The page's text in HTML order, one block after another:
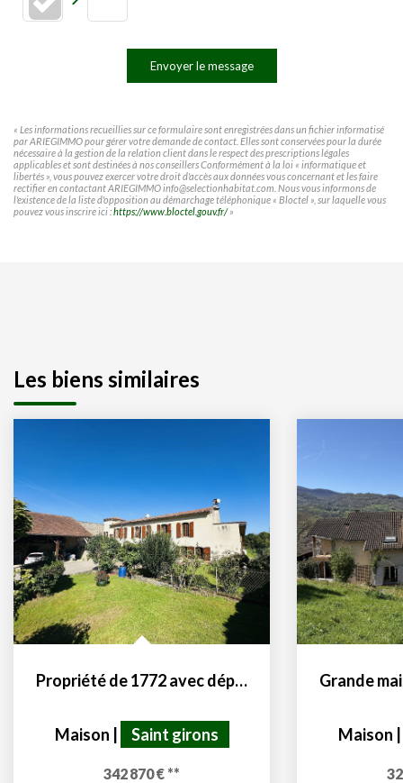
Envoyer le message
« Les informations recueillies sur ce formulaire sont enregistrées dans un fichier informatisé
par ARIEGIMMO pour gérer votre demande de contact. Elles sont conservées pour la durée
nécessaire à la gestion de la relation client dans le respect des prescriptions légales
applicables et sont destinées à nos conseillers Conformément à la loi « informatique et
libertés », vous pouvez exercer votre droit d'accès aux données vous concernant et les faire
rectifier en contactant ARIEGIMMO info@selectionhabitat.com. Nous vous informons de
l'existence de la liste d'opposition au démarchage téléphonique « Bloctel », sur laquelle vous
pouvez vous inscrire ici :https://www.bloctel.gouv.fr/»
Les biens similaires
Propriété de 1772 avec dépendances et terres 09200
Maison Saint girons
342 870 € **
Maison